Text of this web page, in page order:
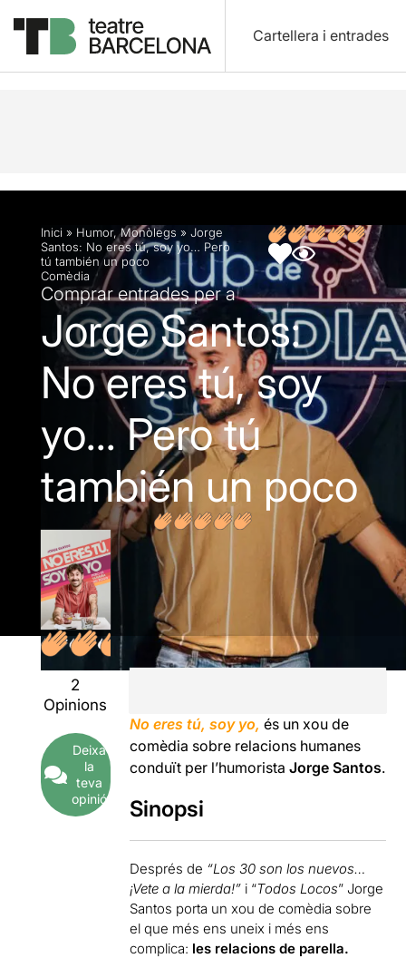
Cartellera i entrades
Descripció Fitxa artística Opinions
Inici » Humor,Monòlegs » Jorge
Santos: No eres tú, soy yo… Pero
tú también un poco
Comèdia
Comprar entrades per a
Jorge Santos:
No eres tú, soy
yo... Pero tú
también un poco
2
Opinions
Deixa
la
teva
opinió
No eres tú, soy yo, és un xou de
comèdia sobre relacions humanes
conduït per l’humorista Jorge Santos.
Sinopsi
Després de “Los 30 son los nuevos…
¡Vete a la mierda!” i “Todos Locos” Jorge
Santos porta un xou de comèdia sobre
el que més ens uneix i més ens
complica: les relacions de parella.